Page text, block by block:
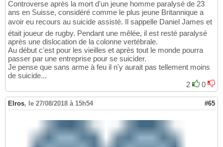
Controverse après la mort d'un jeune homme paralysé de 23
ans en Suisse, considéré comme le plus jeune Britannique a
avoir eu recours au suicide assisté. Il sappelle Daniel James et
était joueur de rugby. Pendant une mêlée, il est resté paralysé
après une dislocation de la colonne vertébrale.
Au début c'est pour les vieilles et après tout le monde pourra
passer par une entreprise pour se suicider.
Je pense que sans arme à feu il n'y aurait pas tellement moins
de suicide...
2
0
Elros, le 27/08/2018 à 15h54 #65